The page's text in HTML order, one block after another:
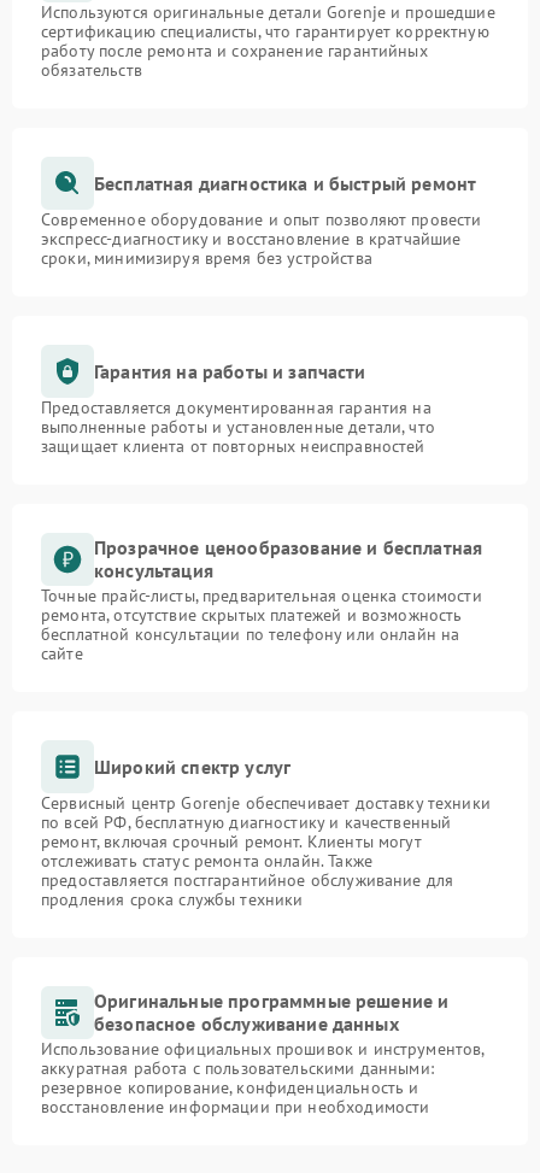
Используются оригинальные детали Gorenje и прошедшие
сертификацию специалисты, что гарантирует корректную
работу после ремонта и сохранение гарантийных
обязательств
Бесплатная диагностика и быстрый ремонт
Современное оборудование и опыт позволяют провести
экспресс-диагностику и восстановление в кратчайшие
сроки, минимизируя время без устройства
Гарантия на работы и запчасти
Предоставляется документированная гарантия на
выполненные работы и установленные детали, что
защищает клиента от повторных неисправностей
Прозрачное ценообразование и бесплатная
консультация
Точные прайс-листы, предварительная оценка стоимости
ремонта, отсутствие скрытых платежей и возможность
бесплатной консультации по телефону или онлайн на
сайте
Широкий спектр услуг
Сервисный центр Gorenje обеспечивает доставку техники
по всей РФ, бесплатную диагностику и качественный
ремонт, включая срочный ремонт. Клиенты могут
отслеживать статус ремонта онлайн. Также
предоставляется постгарантийное обслуживание для
продления срока службы техники
Оригинальные программные решение и
безопасное обслуживание данных
Использование официальных прошивок и инструментов,
аккуратная работа с пользовательскими данными:
резервное копирование, конфиденциальность и
восстановление информации при необходимости